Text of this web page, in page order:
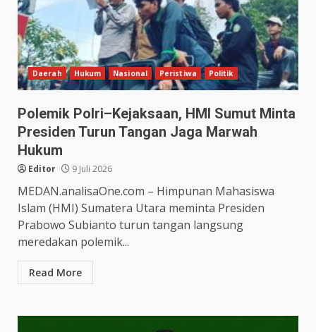
Daerah Hukum Nasional Peristiwa Politik
Polemik Polri–Kejaksaan, HMI Sumut Minta
Presiden Turun Tangan Jaga Marwah
Hukum
Editor 9 Juli 2026
MEDAN.analisaOne.com – Himpunan Mahasiswa
Islam (HMI) Sumatera Utara meminta Presiden
Prabowo Subianto turun tangan langsung
meredakan polemik...
Read More